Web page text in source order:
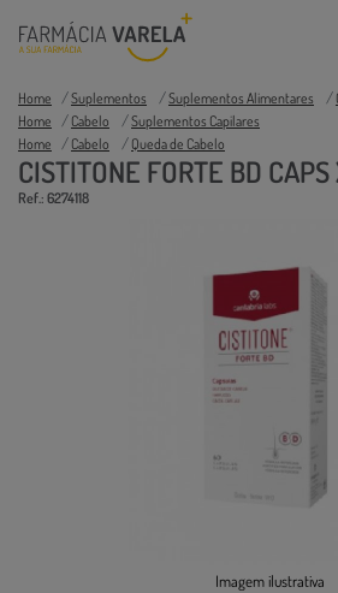
Home Suplementos Suplementos Alimentares
Home
Cabelo
Suplementos Capilares
Home
Cabelo Queda de Cabelo
CISTITONE FORTE BD
Ref.: 6274118
Imagem ilustrativa